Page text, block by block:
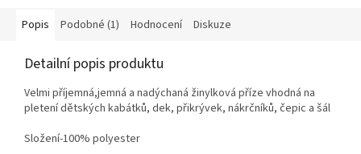
Popis Podobné (1) Hodnocení Diskuze
Detailní popis produktu
Velmi příjemná,jemná a nadýchaná žinylková příze vhodná na
pletení dětských kabátků, dek, přikrývek, nákrčníků, čepic a šál
Složení-100% polyester